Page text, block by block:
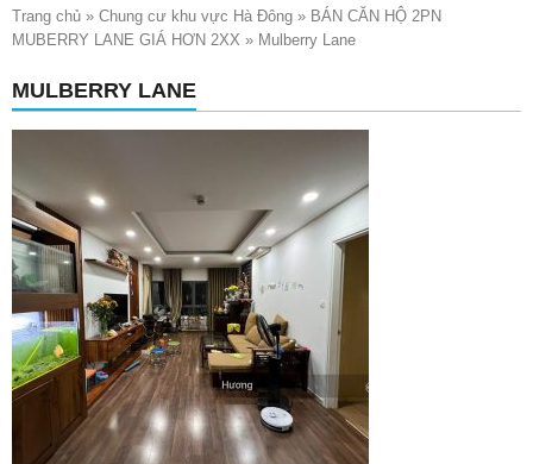
Trang chủ » Chung cư khu vực Hà Đông » BÁN CĂN HỘ 2PN
MUBERRY LANE GIÁ HƠN 2XX » Mulberry Lane
MULBERRY LANE